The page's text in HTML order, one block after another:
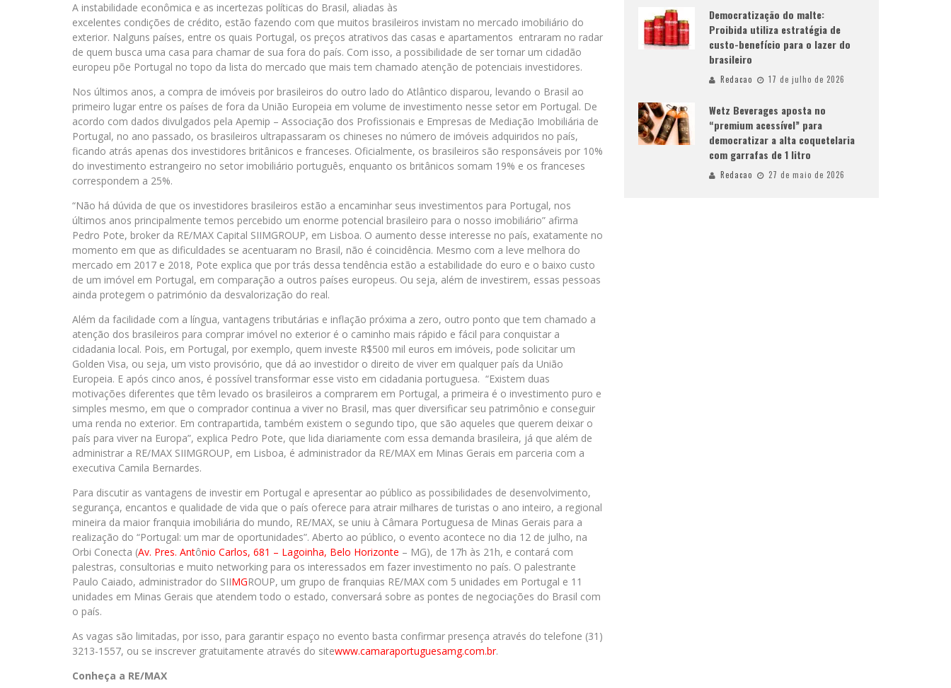
A instabilidade econômica e as incertezas políticas do Brasil, aliadas às
excelentes condições de crédito, estão fazendo com que muitos brasileiros invistam no mercado imobiliário do
exterior. Nalguns países, entre os quais Portugal, os preços atrativos das casas e apartamentos entraram no radar
de quem busca uma casa para chamar de sua fora do país. Com isso, a possibilidade de ser tornar um cidadão
europeu põe Portugal no topo da lista do mercado que mais tem chamado atenção de potenciais investidores.
Nos últimos anos, a compra de imóveis por brasileiros do outro lado do Atlântico disparou, levando o Brasil ao
primeiro lugar entre os países de fora da União Europeia em volume de investimento nesse setor em Portugal. De
acordo com dados divulgados pela Apemip – Associação dos Profissionais e Empresas de Mediação Imobiliária de
Portugal, no ano passado, os brasileiros ultrapassaram os chineses no número de imóveis adquiridos no país,
ficando atrás apenas dos investidores britânicos e franceses. Oficialmente, os brasileiros são responsáveis por 10%
do investimento estrangeiro no setor imobiliário português, enquanto os britânicos somam 19% e os franceses
correspondem a 25%.
“Não há dúvida de que os investidores brasileiros estão a encaminhar seus investimentos para Portugal, nos
últimos anos principalmente temos percebido um enorme potencial brasileiro para o nosso imobiliário” afirma
Pedro Pote, broker da RE/MAX Capital SIIMGROUP, em Lisboa. O aumento desse interesse no país, exatamente no
momento em que as dificuldades se acentuaram no Brasil, não é coincidência. Mesmo com a leve melhora do
mercado em 2017 e 2018, Pote explica que por trás dessa tendência estão a estabilidade do euro e o baixo custo
de um imóvel em Portugal, em comparação a outros países europeus. Ou seja, além de investirem, essas pessoas
ainda protegem o património da desvalorização do real.
Além da facilidade com a língua, vantagens tributárias e inflação próxima a zero, outro ponto que tem chamado a
atenção dos brasileiros para comprar imóvel no exterior é o caminho mais rápido e fácil para conquistar a
cidadania local. Pois, em Portugal, por exemplo, quem investe R$500 mil euros em imóveis, pode solicitar um
Golden Visa, ou seja, um visto provisório, que dá ao investidor o direito de viver em qualquer país da União
Europeia. E após cinco anos, é possível transformar esse visto em cidadania portuguesa. “Existem duas
motivações diferentes que têm levado os brasileiros a comprarem em Portugal, a primeira é o investimento puro e
simples mesmo, em que o comprador continua a viver no Brasil, mas quer diversificar seu patrimônio e conseguir
uma renda no exterior. Em contrapartida, também existem o segundo tipo, que são aqueles que querem deixar o
país para viver na Europa”, explica Pedro Pote, que lida diariamente com essa demanda brasileira, já que além de
administrar a RE/MAX SIIMGROUP, em Lisboa, é administrador da RE/MAX em Minas Gerais em parceria com a
executiva Camila Bernardes.
Para discutir as vantagens de investir em Portugal e apresentar ao público as possibilidades de desenvolvimento,
segurança, encantos e qualidade de vida que o país oferece para atrair milhares de turistas o ano inteiro, a regional
mineira da maior franquia imobiliária do mundo, RE/MAX, se uniu à Câmara Portuguesa de Minas Gerais para a
realização do “Portugal: um mar de oportunidades”. Aberto ao público, o evento acontece no dia 12 de julho, na
Orbi Conecta (Av. Pres. Antônio Carlos, 681 – Lagoinha, Belo Horizonte – MG), de 17h às 21h, e contará com
palestras, consultorias e muito networking para os interessados em fazer investimento no país. O palestrante
Paulo Caiado, administrador do SIIMGROUP, um grupo de franquias RE/MAX com 5 unidades em Portugal e 11
unidades em Minas Gerais que atendem todo o estado, conversará sobre as pontes de negociações do Brasil com
o país.
As vagas são limitadas, por isso, para garantir espaço no evento basta confirmar presença através do telefone (31)
3213-1557, ou se inscrever gratuitamente através do sitewww.camaraportuguesamg.com.br.
Conheça a RE/MAX
Democratização do malte:
Proibida utiliza estratégia de
custo-benefício para o lazer do
brasileiro
Redacao 17 de julho de 2026
Wetz Beverages aposta no
“premium acessível” para
democratizar a alta coquetelaria
com garrafas de 1 litro
Redacao 27 de maio de 2026